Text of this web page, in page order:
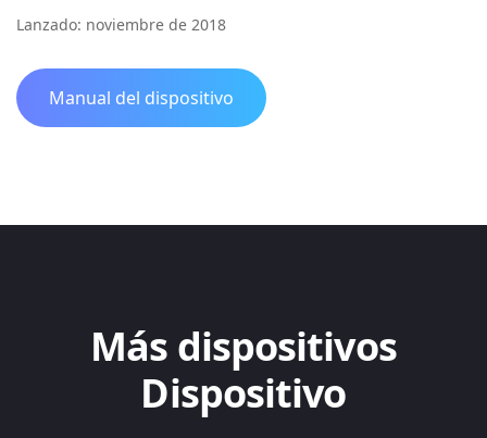
Lanzado: noviembre de 2018
Manual del dispositivo
Más dispositivos
Dispositivo